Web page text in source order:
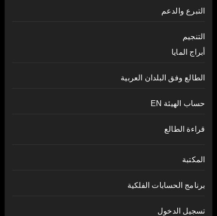
التبرع والدعم
التنجيم
أبراج المايا
الطالع وفق البلدان العربية
حساب الهيئة EN
قراءة الطالع
المكتبة
برنامج الحسابات الفلكية
تسجيل الدخول